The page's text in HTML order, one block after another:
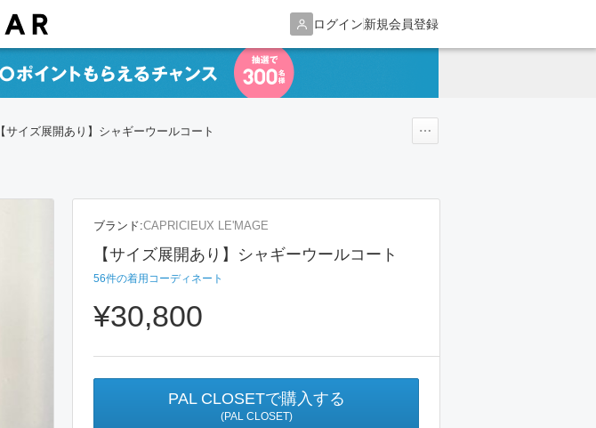
ログイン新規会員登録
【サイズ展開あり】シャギーウールコート
ブランド:CAPRICIEUX LE'MAGE
【サイズ展開あり】シャギーウールコート
56件の着用コーディネート
¥30,800
PAL CLOSETで購入する
(PAL CLOSET)